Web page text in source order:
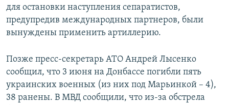
для остановки наступления сепаратистов,
предупредив международных партнеров, были
вынуждены применить артиллерию.
Позже пресс-секретарь АТО Андрей Лысенко
сообщил, что 3 июня на Донбассе погибли пять
украинских военных (из них под Марьинкой – 4),
38 ранены. В МВД сообщили, что из-за обстрела